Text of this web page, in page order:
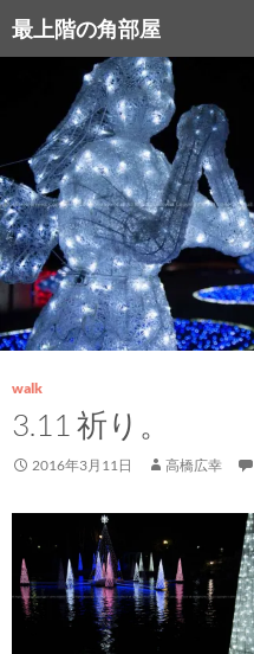
ン
テ
キ
ッ
プ
最上階の角部屋
索
walk
3.11 祈り。
2016年3月11日 高橋広幸